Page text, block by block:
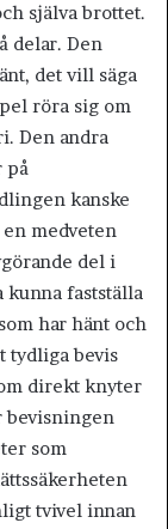
själva brottet.
delar. Den
det vill säga
röra sig om
Den andra
på
kanske
en medveten
del i
kunna fastställa
har hänt och
tydliga bevis
direkt knyter
bevisningen
som
tvivel innan